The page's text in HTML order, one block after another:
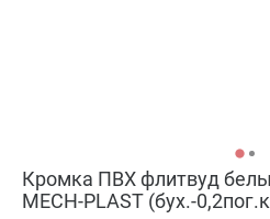
Кромка ПВХ флитвуд
MECH-PLAST (бух.-